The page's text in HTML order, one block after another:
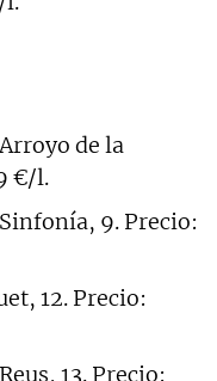
de la
€/l.
9. Precio:
12. Precio:
13. Precio: